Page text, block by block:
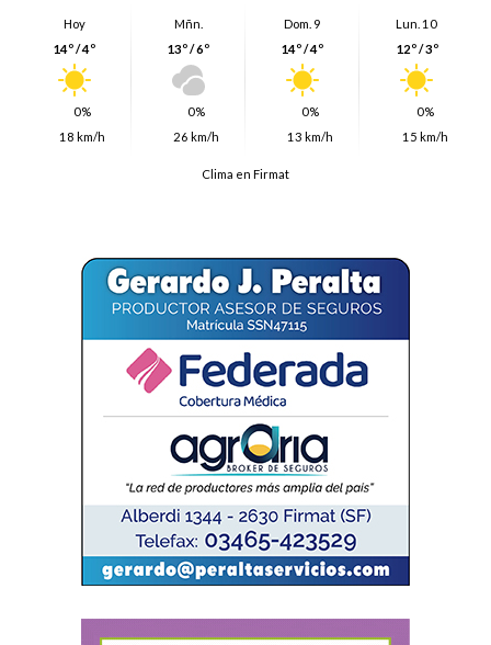
Hoy
14º / 4º
0%
18 km/h
Mñn.
13º / 6º
0%
26 km/h
Dom. 9
14º / 4º
0%
13 km/h
Lun. 10
12º / 3º
0%
15 km/h
Clima en Firmat